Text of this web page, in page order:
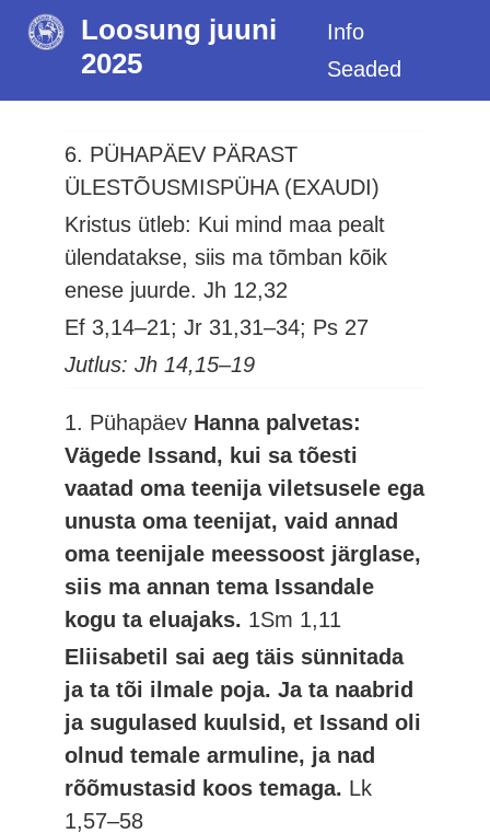
Loosung juuni
2025
Info
Seaded
6. PÜHAPÄEV PÄRAST
ÜLESTÕUSMISPÜHA (EXAUDI)
Kristus ütleb: Kui mind maa pealt
ülendatakse, siis ma tõmban kõik
enese juurde.Jh 12,32
Ef 3,14–21; Jr 31,31–34; Ps 27
Jutlus: Jh 14,15–19
1. Pühapäev Hanna palvetas:
Vägede Issand, kui sa tõesti
vaatad oma teenija viletsusele ega
unusta oma teenijat, vaid annad
oma teenijale meessoost järglase,
siis ma annan tema Issandale
kogu ta eluajaks. 1Sm 1,11
Eliisabetil sai aeg täis sünnitada
ja ta tõi ilmale poja. Ja ta naabrid
ja sugulased kuulsid, et Issand oli
olnud temale armuline, ja nad
rõõmustasid koos temaga. Lk
1,57–58